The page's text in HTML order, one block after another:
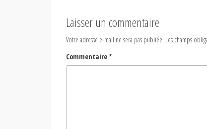
Laisser un commentaire
Votre adresse e-mail ne sera pas publiée. Les champs
Commentaire*